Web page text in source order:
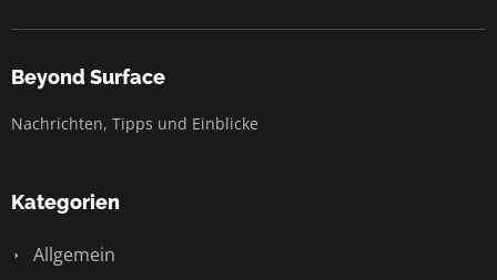
Beyond Surface
Nachrichten, Tipps und Einblicke
Kategorien
Allgemein